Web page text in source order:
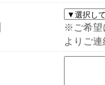
※ご希望
よりご